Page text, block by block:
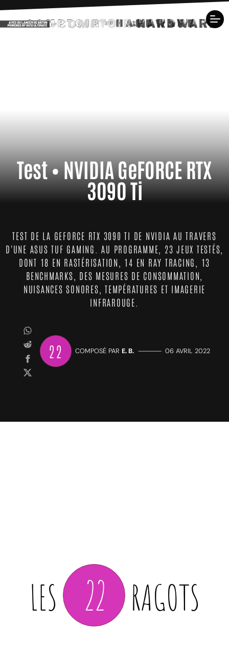
Test • NVIDIA GeFORCE RTX
3090 Ti
TEST DE LA GEFORCE RTX 3090 TI DE NVIDIA AU TRAVERS
D'UNE ASUS TUF GAMING. AU PROGRAMME, 23 JEUX TESTÉS,
DONT 18 EN RASTÉRISATION, 14 EN RAY TRACING, 13
BENCHMARKS, DES MESURES DE CONSOMMATION,
NUISANCES SONORES, TEMPÉRATURES ET IMAGERIE
INFRAROUGE.
22 COMPOSÉ PAR E. B. ————— 06 AVRIL 2022
LES 22 RAGOTS